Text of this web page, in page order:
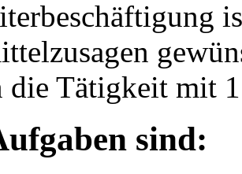
die Tätigkeit mit
sind: